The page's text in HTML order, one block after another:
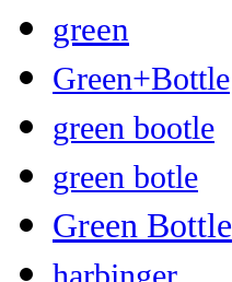
green
Green+Bottle
green bootle
green botle
Green Bottle